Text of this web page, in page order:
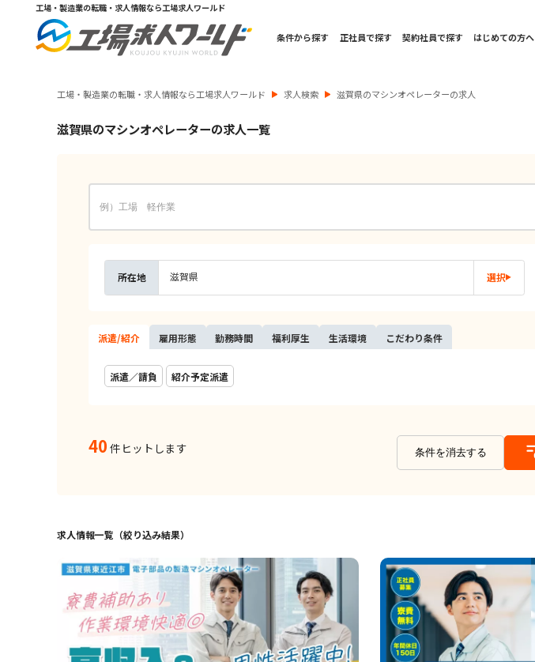
工場・製造業の転職・求人情報なら工場求人ワールド
条件から探す 正社員で探す 契約社員で探す はじめての方へ
工場・製造業の転職・求人情報なら工場求人ワールド 求人検索 滋賀県のマシンオペレーターの求人
滋賀県のマシンオペレーターの求人一覧
所在地 滋賀県 選択
派遣/紹介 雇用形態 勤務時間 福利厚生 生活環境 こだわり条件
派遣／請負 紹介予定派遣
40 件ヒットします 条件を消去する
求人情報一覧（絞り込み結果）